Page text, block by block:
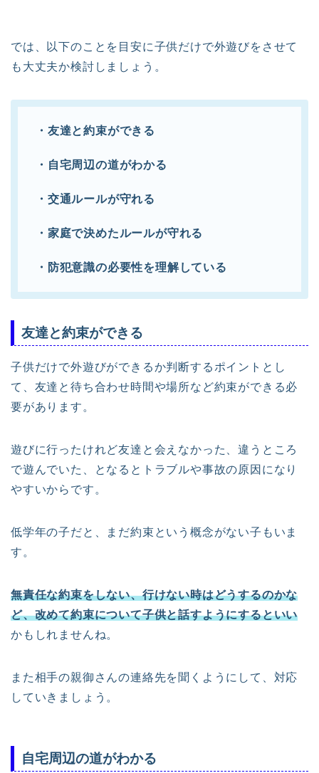
では、以下のことを目安に子供だけで外遊びをさせて
も大丈夫か検討しましょう。
・友達と約束ができる
・自宅周辺の道がわかる
・交通ルールが守れる
・家庭で決めたルールが守れる
・防犯意識の必要性を理解している
友達と約束ができる
子供だけで外遊びができるか判断するポイントとし
て、友達と待ち合わせ時間や場所など約束ができる必
要があります。
遊びに行ったけれど友達と会えなかった、違うところ
で遊んでいた、となるとトラブルや事故の原因になり
やすいからです。
低学年の子だと、まだ約束という概念がない子もいま
す。
無責任な約束をしない、行けない時はどうするのかな
ど、改めて約束について子供と話すようにするといい
かもしれませんね。
また相手の親御さんの連絡先を聞くようにして、対応
していきましょう。
自宅周辺の道がわかる